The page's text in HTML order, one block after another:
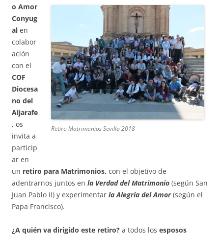
Retiro Matrimonios Sevilla 2018
o Amor
Conyug
al en
colabor
ación
con el
COF
Diocesa
no del
Aljarafe
, os
invita a
particip
ar en
un retiro para Matrimonios, con el objetivo de
adentrarnos juntos en la Verdad del Matrimonio (según San
Juan Pablo II) y experimentar la Alegría del Amor(según el
Papa Francisco).
¿A quién va dirigido este retiro? a todos los esposos